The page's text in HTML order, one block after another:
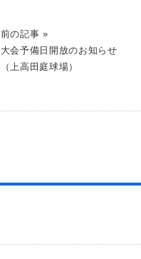
前の記事 »
大会予備日開放のお知らせ
（上高田庭球場）